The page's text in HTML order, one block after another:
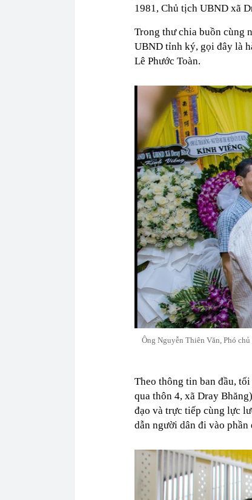
20:52
Cô gái
20:46
Nhà
20:45
Một
2028,
1981, Chủ tịch UBND xã
Trong thư chia buồn cùng
UBND tỉnh ký, gọi đây là
Lê Phước Toàn.
Ông Nguyễn Thiên Văn, Phó
Theo thông tin ban đầu,
qua thôn 4, xã Dray
đạo và trực tiếp cùng lực
dẫn người dân đi vào phần